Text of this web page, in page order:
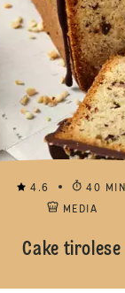
4.6
40 MIN
MEDIA
Cake tirolese